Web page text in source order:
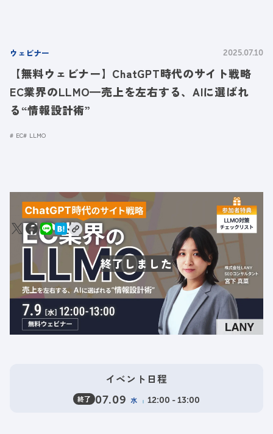
ウェビナー 2025.07.10
【無料ウェビナー】ChatGPT時代のサイト戦略
EC業界のLLMO━売上を左右する、AIに選ばれ
る“情報設計術”
EC LLMO
イベント日程
終了 07.09 水 12:00 - 13:00